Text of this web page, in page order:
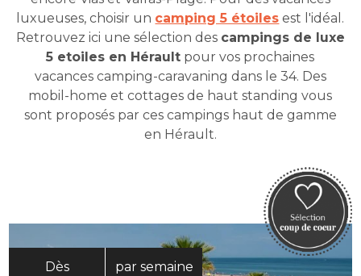
luxueuses, choisir un camping 5 étoiles est l'idéal.
Retrouvez ici une sélection des campings de luxe
5 etoiles en Hérault pour vos prochaines
vacances camping-caravaning dans le 34. Des
mobil-home et cottages de haut standing vous
sont proposés par ces campings haut de gamme
en Hérault.
Dès
par semaine